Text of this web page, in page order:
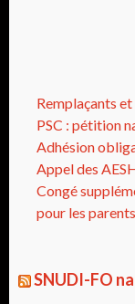
Remplaçants et
PSC : pétition
Adhésion
Appel des
Congé
pour les
SNUDI-FO